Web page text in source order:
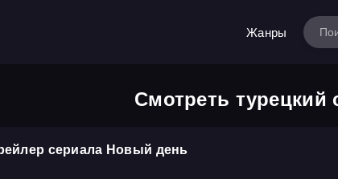
Жанры
Смотреть
сериала Новый день